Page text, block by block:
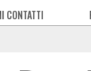
CONTATTI